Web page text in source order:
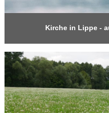
Kirche in Lippe -